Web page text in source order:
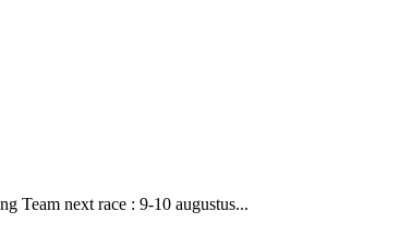
Team next race : 9-10 augustus...